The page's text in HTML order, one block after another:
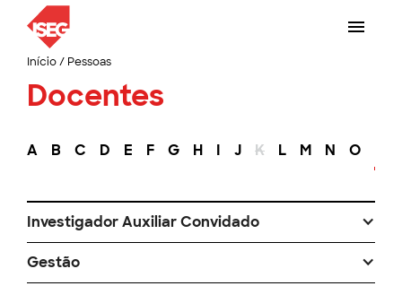
Início/ Pessoas
Docentes
A B C D E F G H I J K L M N O
Investigador Auxiliar Convidado
Gestão